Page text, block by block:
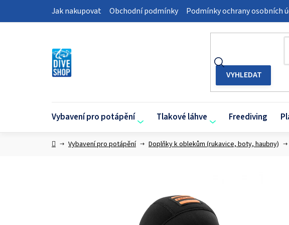
Jak nakupovat Obchodní podmínky Podmínky ochrany osobních
Vybavení pro potápění Tlakové láhve Freediving
DomůVybavení pro potápění Doplňky k oblekům (rukavice, boty, haubny)